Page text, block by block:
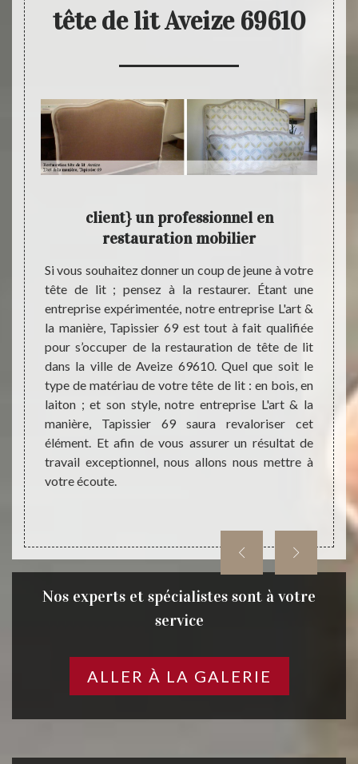
tête de lit Aveize 69610
de
cette
les
de
& la
une
une
client} un professionnel en
restauration mobilier
Si vous souhaitez donner un coup de jeune à votre
tête de lit ; pensez à la restaurer. Étant une
entreprise expérimentée, notre entreprise L'art &
la manière, Tapissier 69 est tout à fait qualifiée
pour s’occuper de la restauration de tête de lit
dans la ville de Aveize 69610. Quel que soit le
type de matériau de votre tête de lit : en bois, en
laiton ; et son style, notre entreprise L'art & la
manière, Tapissier 69 saura revaloriser cet
élément. Et afin de vous assurer un résultat de
travail exceptionnel, nous allons nous mettre à
votre écoute.
peut
des
que
Nos experts et spécialistes sont à votre
service
ALLER À LA GALERIE